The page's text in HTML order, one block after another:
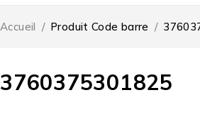
3760375301825
Accueil / Produit Code barre /